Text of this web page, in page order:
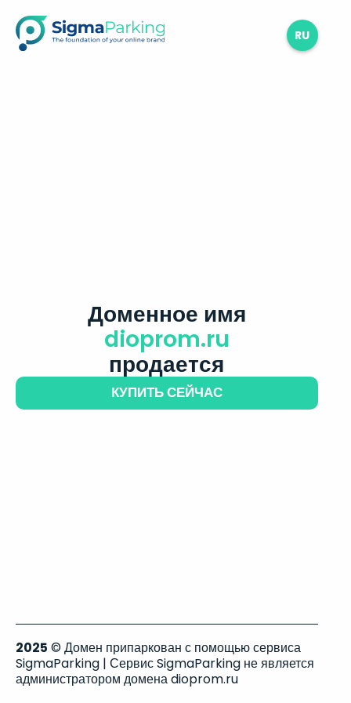
RU
Доменное имя
dioprom.ru
продается
КУПИТЬ СЕЙЧАС
2025 © Домен припаркован с помощью сервиса
SigmaParking | Сервис SigmaParking не является
администратором домена dioprom.ru